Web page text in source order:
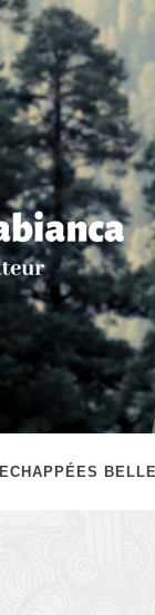
ECHAPPÉES